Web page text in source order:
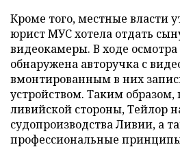
Кроме того, местные власти
юрист МУС хотела отдать
видеокамеры. В ходе
обнаружена авторучка с
вмонтированным в них
устройством. Таким
ливийской стороны, Тейлор
судопроизводства Ливии, а
профессиональные